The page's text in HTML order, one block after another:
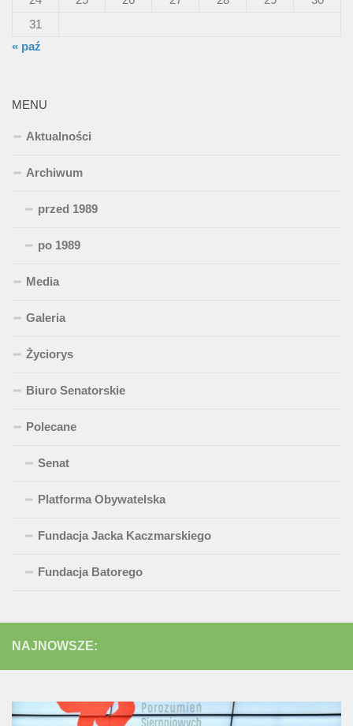
31
« paź
MENU
Aktualności
Archiwum
przed 1989
po 1989
Media
Galeria
Życiorys
Biuro Senatorskie
Polecane
Senat
Platforma Obywatelska
Fundacja Jacka Kaczmarskiego
Fundacja Batorego
NAJNOWSZE: